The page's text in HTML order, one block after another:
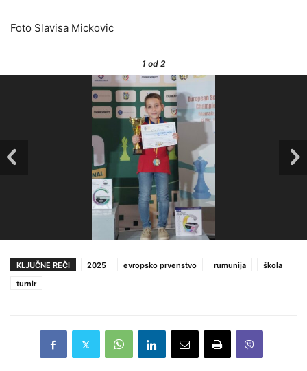
Foto Slavisa Mickovic
1 od 2
KLJUČNE REČI 2025 evropsko prvenstvo rumunija
škola
turnir